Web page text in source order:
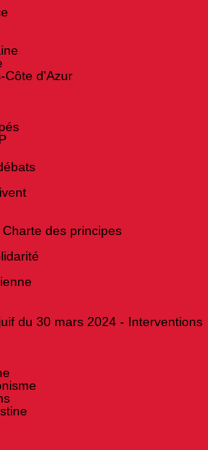
Côte d'Azur
Charte des principes
du 30 mars 2024 - Interventions